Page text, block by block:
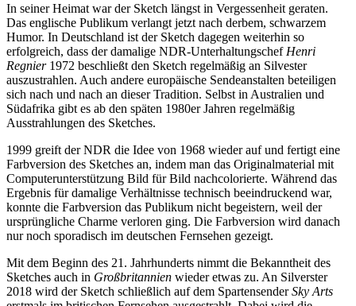
In seiner Heimat war der Sketch längst in Vergessenheit geraten.
Das englische Publikum verlangt jetzt nach derbem, schwarzem
Humor. In Deutschland ist der Sketch dagegen weiterhin so
erfolgreich, dass der damalige NDR-Unterhaltungschef Henri
Regnier1972 beschließt den Sketch regelmäßig an Silvester
auszustrahlen. Auch andere europäische Sendeanstalten beteiligen
sich nach und nach an dieser Tradition. Selbst in Australien und
Südafrika gibt es ab den späten 1980er Jahren regelmäßig
Ausstrahlungen des Sketches.
1999 greift der NDR die Idee von 1968 wieder auf und fertigt eine
Farbversion des Sketches an, indem man das Originalmaterial mit
Computerunterstützung Bild für Bild nachcolorierte. Während das
Ergebnis für damalige Verhältnisse technisch beeindruckend war,
konnte die Farbversion das Publikum nicht begeistern, weil der
ursprüngliche Charme verloren ging. Die Farbversion wird danach
nur noch sporadisch im deutschen Fernsehen gezeigt.
Mit dem Beginn des 21. Jahrhunderts nimmt die Bekanntheit des
Sketches auch in Großbritannien wieder etwas zu. An Silverster
2018 wird der Sketch schließlich auf dem SpartensenderSky Arts